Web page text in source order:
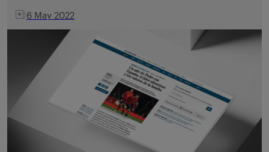
6 May 2022